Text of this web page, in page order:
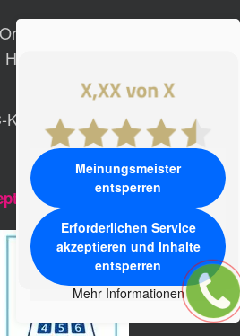
ohne
der Fa. Ludwig
Girocard, MasterCard,
Meinungsmeister
entsperren
Erforderlichen Service
akzeptieren und Inhalte
entsperren
Mehr Informationen